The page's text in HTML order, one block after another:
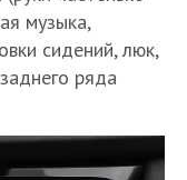
музыка,
сидений, люк,
ряда